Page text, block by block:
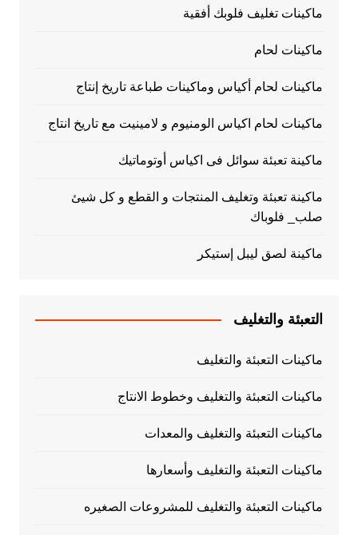
ماكينات تغليف فلوبك أفقية
ماكينات لحام
ماكينات لحام أكياس وماكينات طباعة تاريخ إنتاج
ماكينات لحام اكياس الومنيوم و لامينيت مع تاريخ انتاج
ماكينة تعبئة سوائل فى اكياس أوتوماتيك
ماكينة تعبئة وتغليف المنتجات و القطع و كل شيئ
صلب_ فلوباك
ماكينة لصق ليبل إستيكر
التعبئة والتغليف
ماكينات التعبئة والتغليف
ماكينات التعبئة والتغليف وخطوط الانتاج
ماكينات التعبئة والتغليف والمعدات
ماكينات التعبئة والتغليف وأسعارها
ماكينات التعبئة والتغليف للمشروعات الصغيره